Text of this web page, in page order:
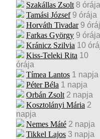
Szakállas Zsolt 8 órája
Tamási József 9 órája
Horváth Tivadar 9
Farkas György 9 órája
Kránicz Szilvia 10
Kiss-Teleki Rita 10
órája
Tímea Lantos 1 napja
Péter Béla 1 napja
Orbán Zsolt 2 napja
Kosztolányi Mária 2
napja
Nemes Máté 2 napja
Tikkel Lajos 3 napja